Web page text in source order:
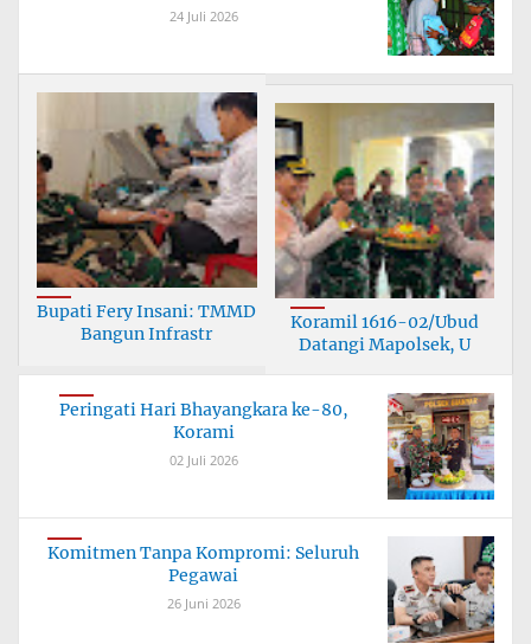
24 Juli 2026
Bupati Fery Insani: TMMD
Bangun Infrastr
Koramil 1616-02/Ubud
Datangi Mapolsek, U
Peringati Hari Bhayangkara ke-80,
Korami
02 Juli 2026
Komitmen Tanpa Kompromi: Seluruh
Pegawai
26 Juni 2026